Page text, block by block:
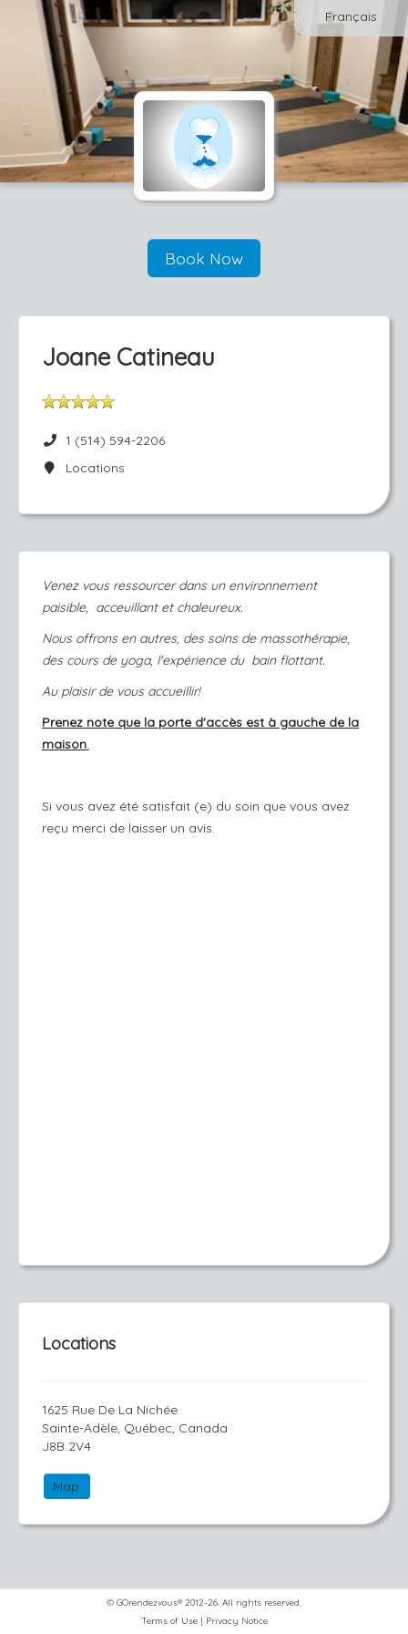
Français
Book Now
Joane Catineau
1 (514) 594-2206
Locations
Venez vous ressourcer dans un environnement
paisible, acceuillant et chaleureux.
Nous offrons en autres, des soins de massothérapie,
des cours de yoga, l'expérience du bain flottant.
Au plaisir de vous accueillir!
Prenez note que la porte d'accès est à gauche de la
maison.
Si vous avez été satisfait (e) du soin que vous avez
reçu merci de laisser un avis.
Locations
1625 Rue De La Nichée
Sainte-Adèle, Québec, Canada
J8B 2V4
Map
© GOrendezvous® 2012-26. All rights reserved.
Terms of Use| Privacy Notice